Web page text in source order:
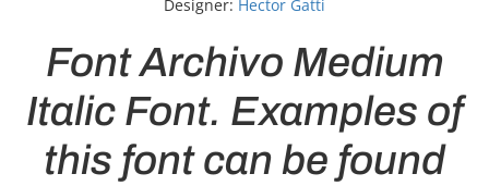
Designer: Hector Gatti
Font Archivo Medium
Italic Font. Examples of
this font can be found